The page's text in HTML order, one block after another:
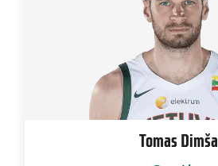
Tomas Dimša